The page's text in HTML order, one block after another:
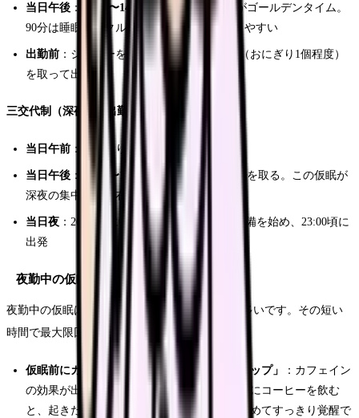
当日午後 ： 13:00〜14:30頃に90分間の仮眠 がゴールデンタイム。
90分は睡眠サイクル1周分で、すっきり起きやすい
出勤前 ：シャワーを浴びて覚醒。軽い食事（おにぎり1個程度）
を取って出発
三交代制（深夜0:00出勤）の場合：
当日午前 ：通常通り過ごす
当日午後 ： 15:00〜18:00頃に2〜3時間の仮眠 を取る。この仮眠が
深夜の集中力を左右する
当日夜 ：20:00頃に軽い食事。21:00頃から準備を始め、23:00頃に
出発
夜勤中の仮眠で質の良い睡眠を取るコツ
夜勤中の仮眠は1〜2時間と限られていることが多いです。その短い
時間で最大限回復するためのコツを紹介します。
仮眠前にカフェインを摂取する「コーヒーナップ」
：カフェイン
の効果が出るのは摂取後20〜30分。仮眠直前にコーヒーを飲む
と、起きた時にちょうどカフェインが効き始めてすっきり覚醒で